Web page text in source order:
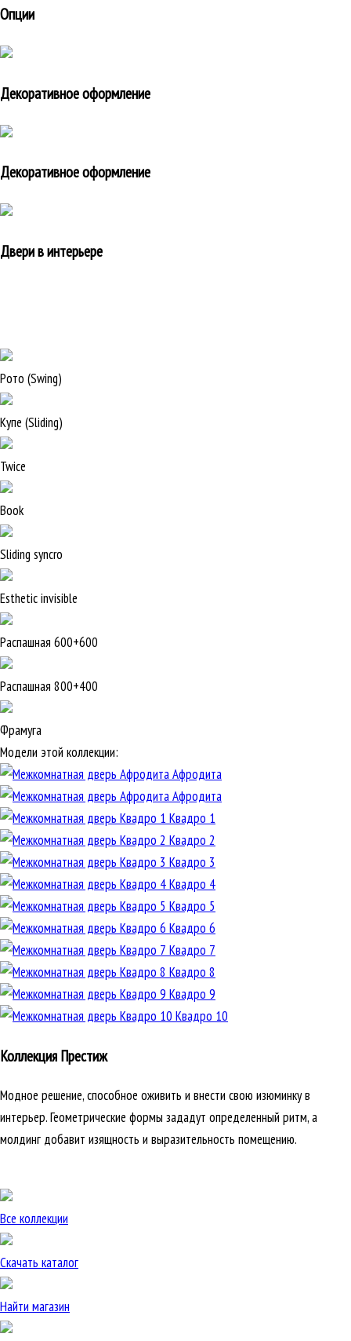
Опции
Декоративное оформление
Декоративное оформление
Двери в интерьере
Рото (Swing)
Купе (Sliding)
Twice
Book
Sliding syncro
Esthetic invisible
Распашная 600+600
Распашная 800+400
Фрамуга
Модели этой коллекции:
Афродита
Афродита
Квадро 1
Квадро 2
Квадро 3
Квадро 4
Квадро 5
Квадро 6
Квадро 7
Квадро 8
Квадро 9
Квадро 10
Коллекция Престиж
Модное решение, способное оживить и внести свою изюминку в
интерьер. Геометрические формы зададут определенный ритм, а
молдинг добавит изящность и выразительность помещению.
Все коллекции
Скачать каталог
Найти магазин